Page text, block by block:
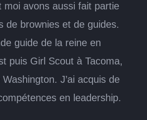
avons aussi fait partie
de brownies et de guides.
guide de la reine en
puis Girl Scout à Tacoma,
Washington. J’ai acquis de
en leadership.